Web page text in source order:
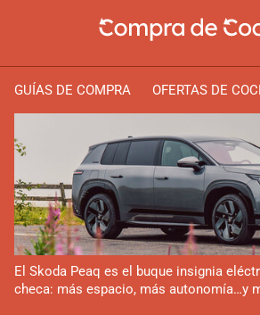
GUÍAS DE COMPRA OFERTAS DE
El Skoda Peaq es el buque insignia
checa: más espacio, más autonomía…y